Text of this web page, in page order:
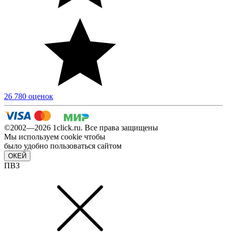
26 780 оценок
©2002—2026 1сlick.ru. Все права защищены
Мы используем cookie чтобы
было удобно пользоваться сайтом
ОКЕЙ
ПВЗ